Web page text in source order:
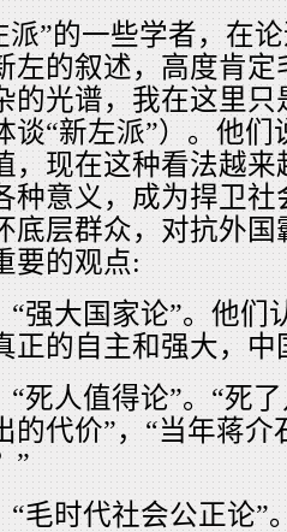
派”的一些学者，在
左的叙述，高度肯定
的光谱，我在这里
谈“新左派”）。他
，现在这种看法越
种意义，成为捍卫
底层群众，对抗外
要的观点:
“强大国家论”。他们
正的自主和强大，中
“死人值得论”。“死
的代价”，“当年蒋
”
“毛时代社会公正论”